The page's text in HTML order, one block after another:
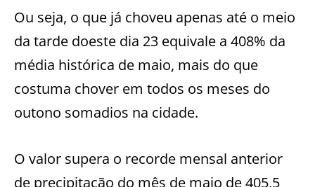
Ou seja, o que já choveu apenas até o meio
da tarde doeste dia 23 equivale a 408% da
média histórica de maio, mais do que
costuma chover em todos os meses do
outono somadios na cidade.
O valor supera o recorde mensal anterior
de precipitação do mês de maio de 405,5